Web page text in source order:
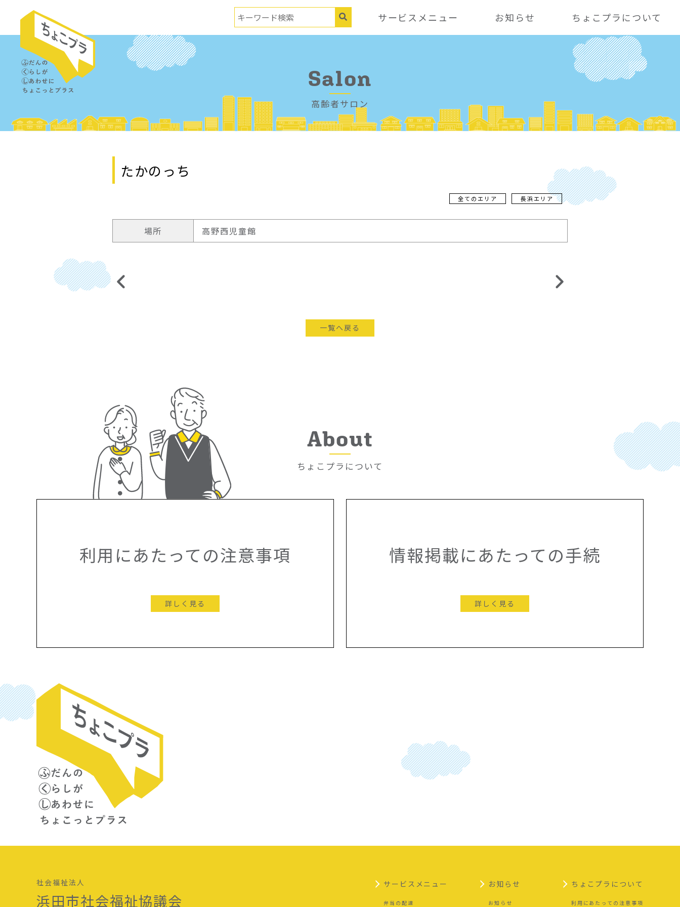
サービスメニュー お知らせ ちょこプラについて
Salon
高齢者サロン
たかのっち
全てのエリア 長浜エリア
場所 高野西児童館
一覧へ戻る
About
ちょこプラについて
利用にあたっての注意事項
詳しく見る
情報掲載にあたっての手続
詳しく見る
社会福祉法人
浜田市社会福祉協議会
サービスメニュー
弁当の配達
お知らせ
お知らせ
ちょこプラについて
利用にあたっての注意事項